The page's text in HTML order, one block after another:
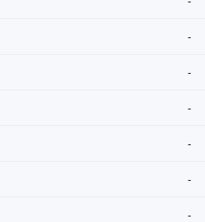
-
-
-
-
-
-